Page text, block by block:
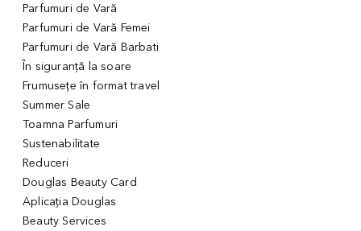
Parfumuri de Vară
Parfumuri de Vară Femei
Parfumuri de Vară Barbati
În siguranță la soare
Frumusețe în format travel
Summer Sale
Toamna Parfumuri
Sustenabilitate
Reduceri
Douglas Beauty Card
Aplicația Douglas
Beauty Services